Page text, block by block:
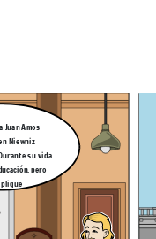
completamente
gratuito ¿qué otros
y
Juan Amos
Niewniz
su vida
pero